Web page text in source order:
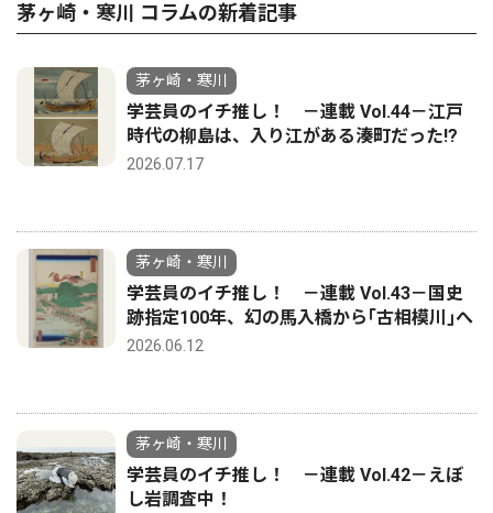
茅ヶ崎・寒川 コラムの新着記事
茅ヶ崎・寒川
学芸員のイチ推し！ －連載 Vol.44－江戸
時代の柳島は、入り江がある湊町だった!?
2026.07.17
茅ヶ崎・寒川
学芸員のイチ推し！ －連載 Vol.43－国史
跡指定100年、幻の馬入橋から｢古相模川｣へ
2026.06.12
茅ヶ崎・寒川
学芸員のイチ推し！ －連載 Vol.42－えぼ
し岩調査中！